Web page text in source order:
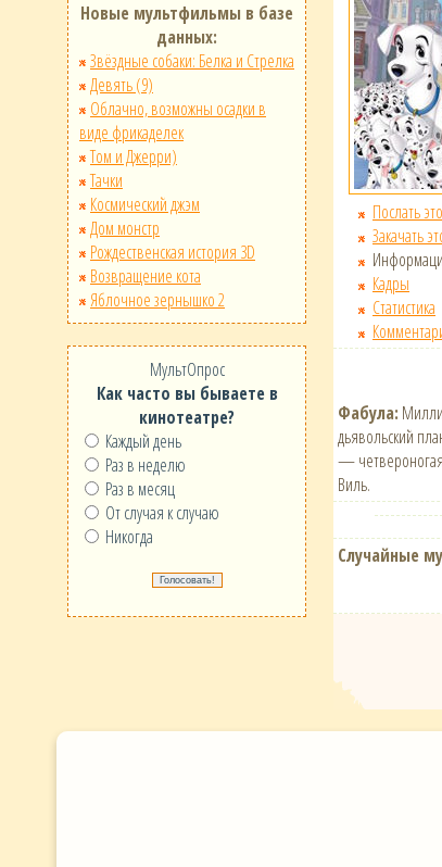
Новые мультфильмы в базе
данных:
Звёздные собаки: Белка и Стрелка
Девять (9)
Облачно, возможны осадки в
виде фрикаделек
Том и Джерри)
Тачки
Космический джэм
Дом монстр
Рождественская история 3D
Возвращение кота
Яблочное зернышко 2
МультОпрос
Как часто вы бываете в
кинотеатре?
Каждый день
Раз в неделю
Раз в месяц
От случая к случаю
Никогда
Послать
Закачать
Кадры
Статистика
Фабула:
дьявольский
— четвероногая
Виль.
Случайные